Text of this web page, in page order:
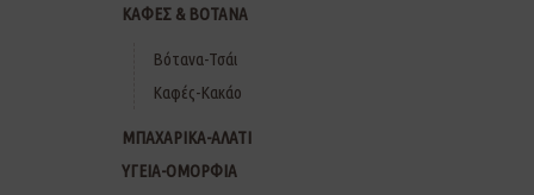
ΚΑΦΕΣ & ΒΟΤΑΝΑ
Βότανα-Τσάι
Καφές-Κακάο
ΜΠΑΧΑΡΙΚΑ-ΑΛΑΤΙ
ΥΓΕΙΑ-ΟΜΟΡΦΙΑ